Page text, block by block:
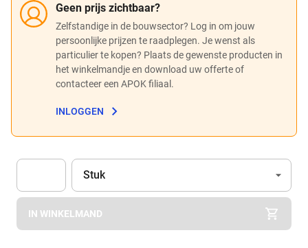
Geen prijs zichtbaar?
Zelfstandige in de bouwsector? Log in om jouw
persoonlijke prijzen te raadplegen. Je wenst als
particulier te kopen? Plaats de gewenste producten in
het winkelmandje en download uw offerte of
contacteer een APOK filiaal.
INLOGGEN
Apok.Product.Detail.AddToCart.Quantity (Optioneel)
Eenheid
Stuk
IN WINKELMAND